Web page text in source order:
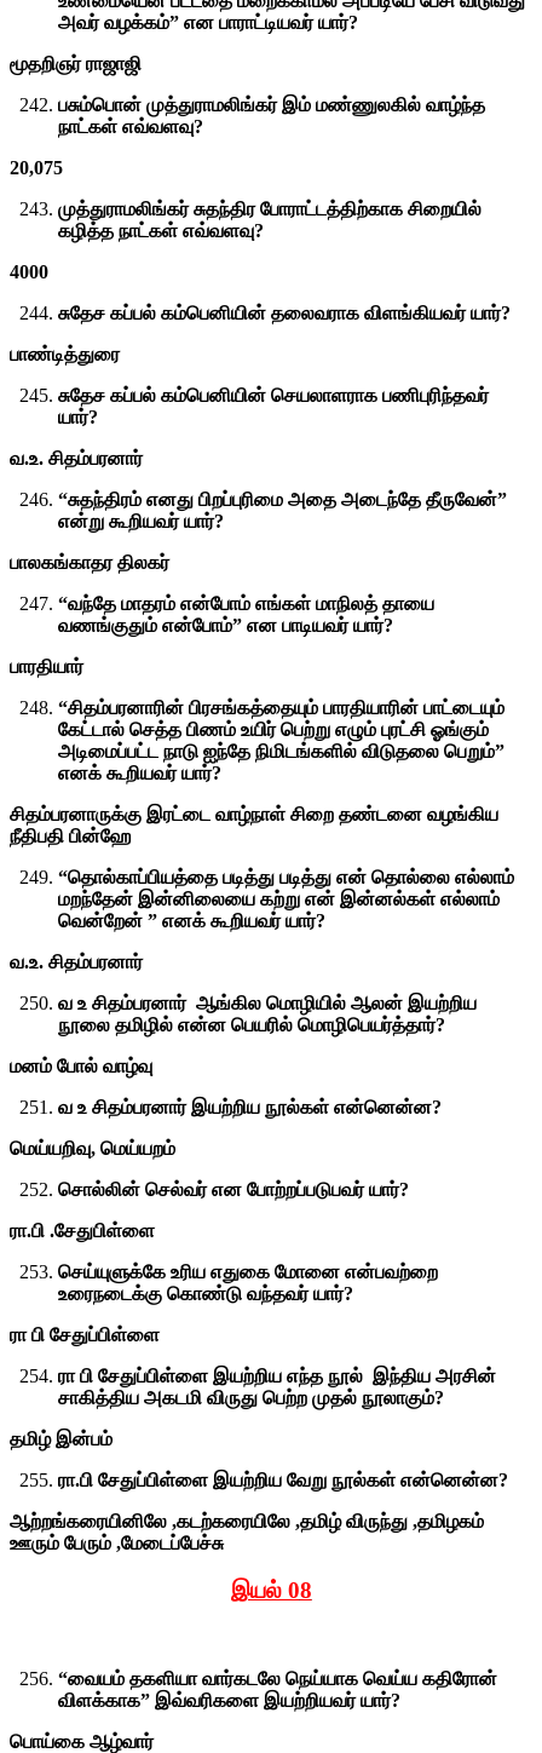
அவர் வழக்கம்” என பாராட்டியவர் யார்?
மூதறிஞர் ராஜாஜி
பசும்பொன் முத்துராமலிங்கர் இம் மண்ணுலகில் வாழ்ந்த
நாட்கள் எவ்வளவு?
20,075
முத்துராமலிங்கர் சுதந்திர போராட்டத்திற்காக சிறையில்
கழித்த நாட்கள் எவ்வளவு?
4000
சுதேச கப்பல் கம்பெனியின் தலைவராக விளங்கியவர் யார்?
பாண்டித்துரை
சுதேச கப்பல் கம்பெனியின் செயலாளராக பணிபுரிந்தவர்
யார்?
வ.உ. சிதம்பரனார்
“சுதந்திரம் எனது பிறப்புரிமை அதை அடைந்தே தீருவேன்”
என்று கூறியவர் யார்?
பாலகங்காதர திலகர்
“வந்தே மாதரம் என்போம் எங்கள் மாநிலத் தாயை
வணங்குதும் என்போம்” என பாடியவர் யார்?
பாரதியார்
“சிதம்பரனாரின் பிரசங்கத்தையும் பாரதியாரின் பாட்டையும்
கேட்டால் செத்த பிணம் உயிர் பெற்று எழும் புரட்சி ஓங்கும்
அடிமைப்பட்ட நாடு ஐந்தே நிமிடங்களில் விடுதலை பெறும்”
எனக் கூறியவர் யார்?
சிதம்பரனாருக்கு இரட்டை வாழ்நாள் சிறை தண்டனை வழங்கிய
நீதிபதி பின்ஹே
“தொல்காப்பியத்தை படித்து படித்து என் தொல்லை எல்லாம்
மறந்தேன் இன்னிலையை கற்று என் இன்னல்கள் எல்லாம்
வென்றேன் ” எனக் கூறியவர் யார்?
வ.உ. சிதம்பரனார்
வ உ சிதம்பரனார் ஆங்கில மொழியில் ஆலன் இயற்றிய
நூலை தமிழில் என்ன பெயரில் மொழிபெயர்த்தார்?
மனம் போல் வாழ்வு
வ உ சிதம்பரனார் இயற்றிய நூல்கள் என்னென்ன?
மெய்யறிவு, மெய்யறம்
சொல்லின் செல்வர் என போற்றப்படுபவர் யார்?
ரா.பி .சேதுபிள்ளை
செய்யுளுக்கே உரிய எதுகை மோனை என்பவற்றை
உரைநடைக்கு கொண்டு வந்தவர் யார்?
ரா பி சேதுப்பிள்ளை
ரா பி சேதுப்பிள்ளை இயற்றிய எந்த நூல் இந்திய அரசின்
சாகித்திய அகடமி விருது பெற்ற முதல் நூலாகும்?
தமிழ் இன்பம்
ரா.பி சேதுப்பிள்ளை இயற்றிய வேறு நூல்கள் என்னென்ன?
ஆற்றங்கரையினிலே ,கடற்கரையிலே ,தமிழ் விருந்து ,தமிழகம்
ஊரும் பேரும் ,மேடைப்பேச்சு
இயல் 08
“வையம் தகளியா வார்கடலே நெய்யாக வெய்ய கதிரோன்
விளக்காக” இவ்வரிகளை இயற்றியவர் யார்?
பொய்கை ஆழ்வார்